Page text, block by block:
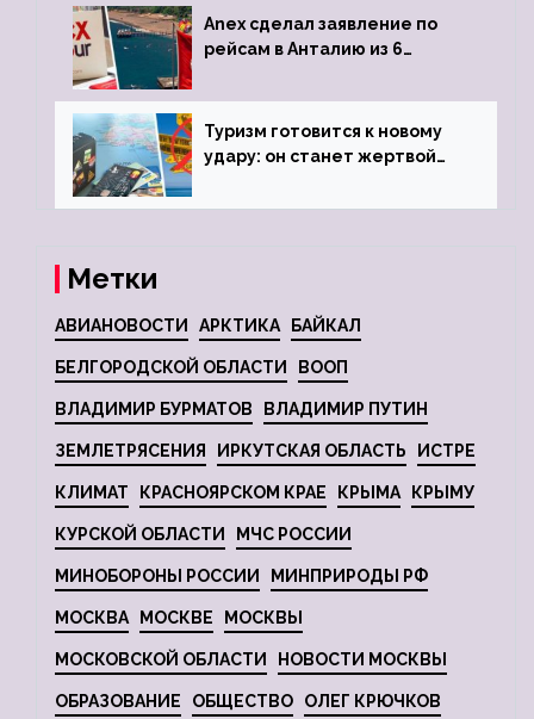
Anex сделал заявление по
рейсам в Анталию из 6
Туризм готовится к новому
удару: он станет жертвой
Метки
АВИАНОВОСТИ АРКТИКА БАЙКАЛ
БЕЛГОРОДСКОЙ ОБЛАСТИ ВООП
ВЛАДИМИР БУРМАТОВ ВЛАДИМИР ПУТИН
ЗЕМЛЕТРЯСЕНИЯ ИРКУТСКАЯ ОБЛАСТЬ ИСТРЕ
КЛИМАТ КРАСНОЯРСКОМ КРАЕ КРЫМА КРЫМУ
КУРСКОЙ ОБЛАСТИ МЧС РОССИИ
МИНОБОРОНЫ РОССИИ МИНПРИРОДЫ РФ
МОСКВА МОСКВЕ МОСКВЫ
МОСКОВСКОЙ ОБЛАСТИ НОВОСТИ МОСКВЫ
ОБРАЗОВАНИЕ ОБЩЕСТВО ОЛЕГ КРЮЧКОВ